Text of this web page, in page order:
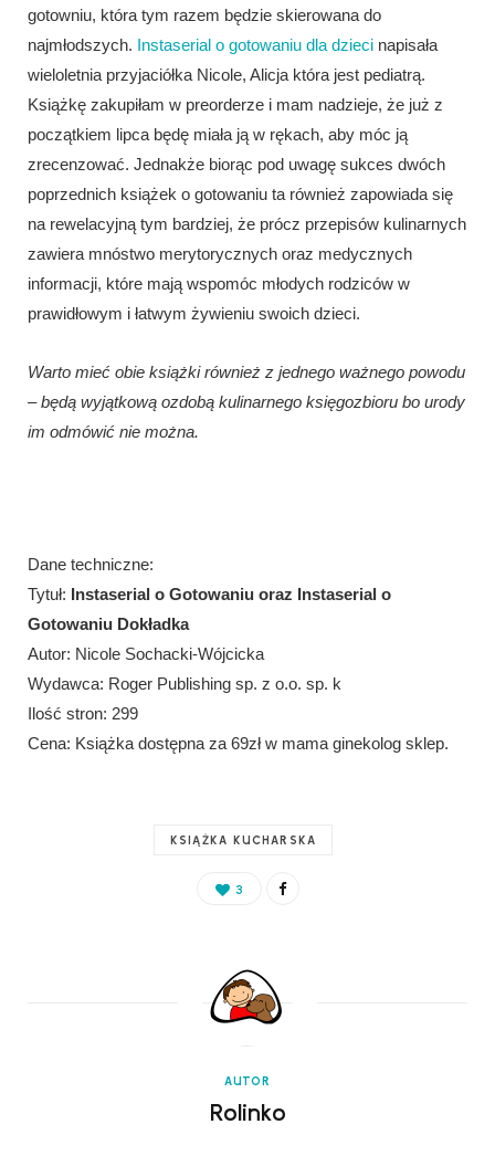
gotowniu, która tym razem będzie skierowana do
najmłodszych. Instaserial o gotowaniu dla dzieci napisała
wieloletnia przyjaciółka Nicole, Alicja która jest pediatrą.
Książkę zakupiłam w preorderze i mam nadzieje, że już z
początkiem lipca będę miała ją w rękach, aby móc ją
zrecenzować. Jednakże biorąc pod uwagę sukces dwóch
poprzednich książek o gotowaniu ta również zapowiada się
na rewelacyjną tym bardziej, że prócz przepisów kulinarnych
zawiera mnóstwo merytorycznych oraz medycznych
informacji, które mają wspomóc młodych rodziców w
prawidłowym i łatwym żywieniu swoich dzieci.
Warto mieć obie książki również z jednego ważnego powodu
– będą wyjątkową ozdobą kulinarnego księgozbioru bo urody
im odmówić nie można.
Dane techniczne:
Tytuł: Instaserial o Gotowaniu oraz Instaserial o
Gotowaniu Dokładka
Autor: Nicole Sochacki-Wójcicka
Wydawca: Roger Publishing sp. z o.o. sp. k
Ilość stron: 299
Cena: Książka dostępna za 69zł w mama ginekolog sklep.
KSIĄŻKA KUCHARSKA
3
AUTOR
Rolinko